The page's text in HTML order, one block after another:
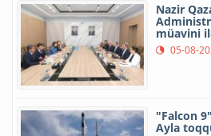
Nazir
müavini
05-08-
"Falcon
Ayla